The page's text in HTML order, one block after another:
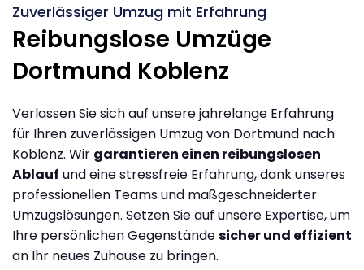
Zuverlässiger Umzug mit Erfahrung
Reibungslose Umzüge
Dortmund Koblenz
Verlassen Sie sich auf unsere jahrelange Erfahrung
für Ihren zuverlässigen Umzug von Dortmund nach
Koblenz. Wir garantieren einen reibungslosen
Ablauf und eine stressfreie Erfahrung, dank unseres
professionellen Teams und maßgeschneiderter
Umzugslösungen. Setzen Sie auf unsere Expertise, um
Ihre persönlichen Gegenständesicher und effizient
an Ihr neues Zuhause zu bringen.